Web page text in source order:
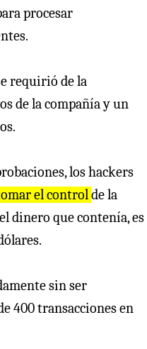
procesar
requirió de la
de la compañía y un
los hackers
el controlde la
dinero que contenía, es
sin ser
400 transacciones en